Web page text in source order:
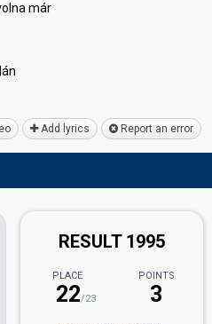
már
Add lyrics Report an error
RESULT 1995
PLACE
22/23
POINTS
3